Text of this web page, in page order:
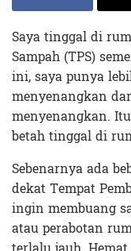
Saya tinggal di
Sampah (TPS)
ini, saya punya
menyenangkan
menyenangkan.
betah tinggal di
Sebenarnya ada
dekat Tempat
ingin membuang
atau perabotan